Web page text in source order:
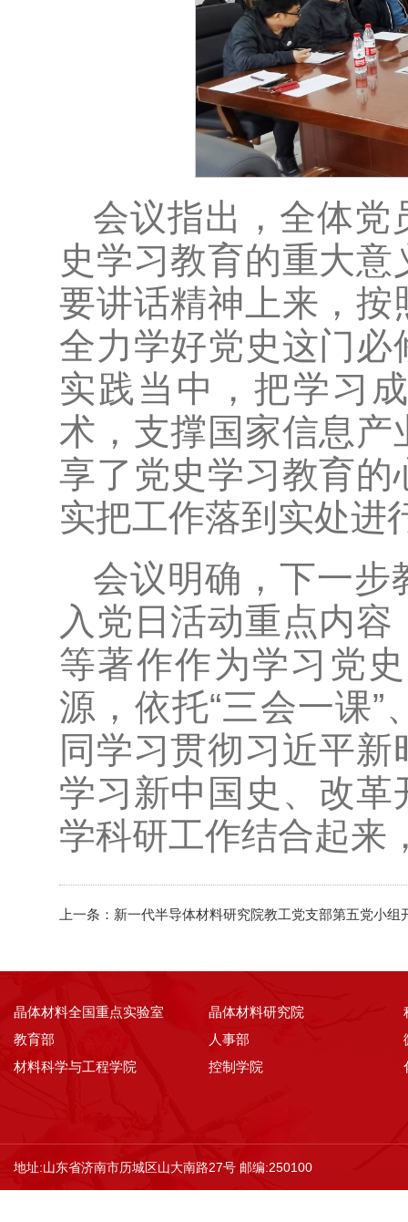
会议指出，全体党
史学习教育的重大
要讲话精神上来，
全力学好党史这门
实践当中，把学习
术，支撑国家信息
享了党史学习教育
实把工作落到实处进
会议明确，下一步
入党日活动重点内
等著作作为学习党
源，依托“三会一课
同学习贯彻习近平
学习新中国史、改
学科研工作结合起来
上一条： 新一代半导体材料研究院教工党支部第五党小组
晶体材料全国重点实验室 晶体材料研究院
教育部
人事部
材料科学与工程学院
控制学院
地址:山东省济南市历城区山大南路27号 邮编:250100